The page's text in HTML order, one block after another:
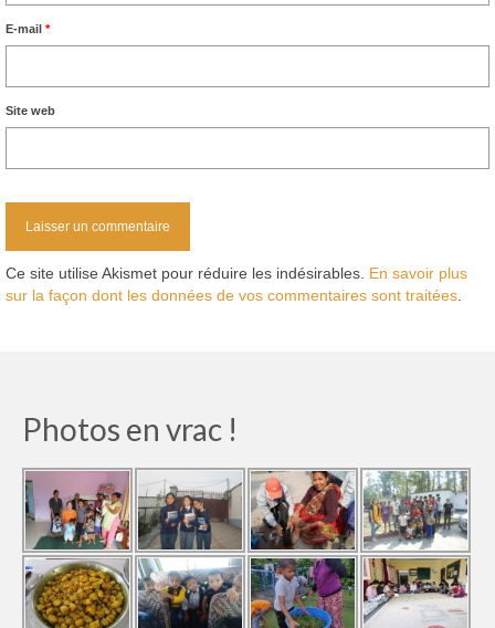
E-mail *
Site web
Ce site utilise Akismet pour réduire les indésirables. En savoir plus
sur la façon dont les données de vos commentaires sont traitées.
Photos en vrac !